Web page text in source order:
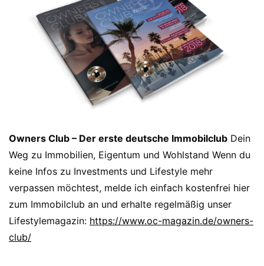
Owners Club – Der erste deutsche Immobilclub Dein
Weg zu Immobilien, Eigentum und Wohlstand Wenn du
keine Infos zu Investments und Lifestyle mehr
verpassen möchtest, melde ich einfach kostenfrei hier
zum Immobilclub an und erhalte regelmäßig unser
Lifestylemagazin: https://www.oc-magazin.de/owners-
club/